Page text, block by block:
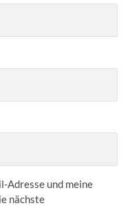
Adresse und meine
nächste